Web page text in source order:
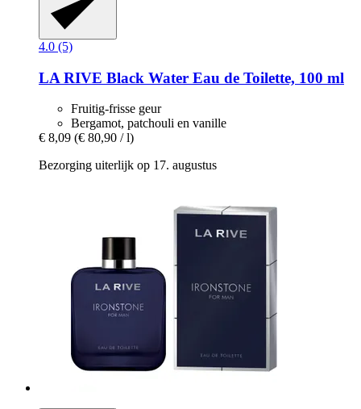
4.0 (5)
LA RIVE Black Water Eau de Toilette, 100 ml
Fruitig-frisse geur
Bergamot, patchouli en vanille
€ 8,09 (€ 80,90 / l)
Bezorging uiterlijk op 17. augustus